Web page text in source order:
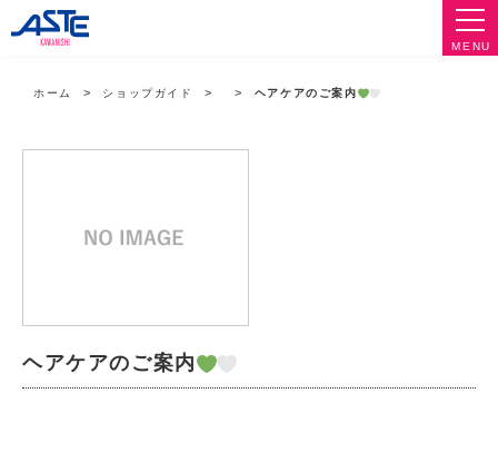
MENU
ホーム ショップガイド ヘアケアのご案内
ヘアケアのご案内